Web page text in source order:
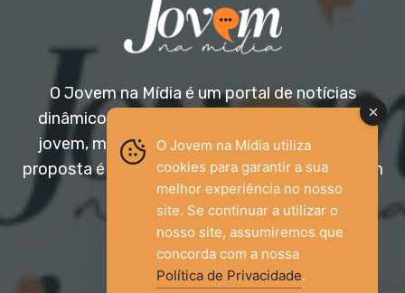
O Jovem na Mídia é um portal de notícias
dinâmico e acessível, voltado para o público
jovem, mas aberto a todas as idades. Nossa
proposta é trazer informação relevante com um
olhar diferenciado.
Entre em contato:
jovemnamidia2017@gmail.com
O Jovem na Mídia utiliza
cookies para garantir a sua
melhor experiência no nosso
site. Se continuar a utilizar o
nosso site, assumiremos que
concorda com a nossa
Política de Privacidade.